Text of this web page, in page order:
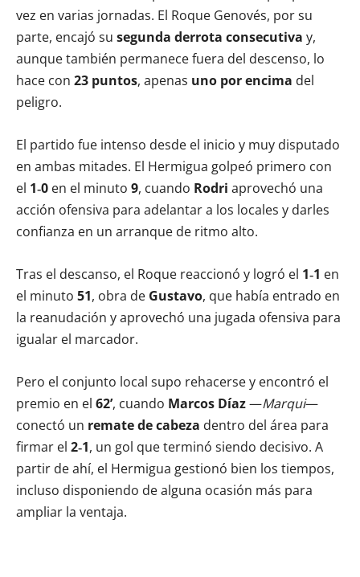
vez en varias jornadas. El Roque Genovés, por su
parte, encajó su segunda derrota consecutiva y,
aunque también permanece fuera del descenso, lo
hace con 23 puntos, apenas uno por encima del
peligro.
El partido fue intenso desde el inicio y muy disputado
en ambas mitades. El Hermigua golpeó primero con
el 1‑0 en el minuto 9, cuando Rodri aprovechó una
acción ofensiva para adelantar a los locales y darles
confianza en un arranque de ritmo alto.
Tras el descanso, el Roque reaccionó y logró el 1‑1 en
el minuto 51, obra de Gustavo, que había entrado en
la reanudación y aprovechó una jugada ofensiva para
igualar el marcador.
Pero el conjunto local supo rehacerse y encontró el
premio en el 62’, cuando Marcos Díaz—Marqui—
conectó un remate de cabeza dentro del área para
firmar el 2‑1, un gol que terminó siendo decisivo. A
partir de ahí, el Hermigua gestionó bien los tiempos,
incluso disponiendo de alguna ocasión más para
ampliar la ventaja.